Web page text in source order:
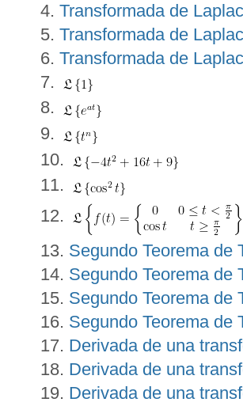
Transformada de
Transformada de
Transformada de
Segundo Teorema de
Segundo Teorema de
Segundo Teorema de
Segundo Teorema de
Derivada de una
Derivada de una
Derivada de una